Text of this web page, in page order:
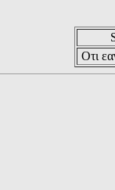
Οτι